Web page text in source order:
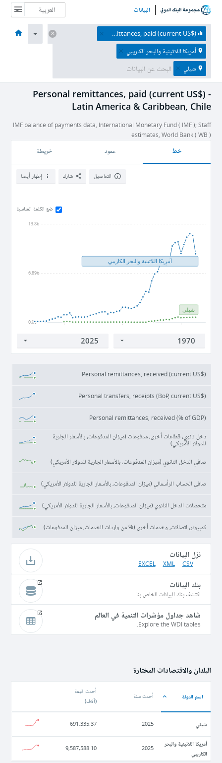
البيانات
الصفحة الرئيسية الاقتصادات الموضوعات البيانات والموارد نبذة عن Personal remittances, paid (current US$)
أمريكا اللاتينية والبحر الكاريبي
شيلي
Personal remittances, paid (current US$) -
Latin America & Caribbean, Chile
IMF balance of payments data, International Monetary Fund ( IMF ); Staff
estimates, World Bank ( WB )
خط عمود خريطة
إظهار أيضا شارك التفاصيل
ضع الكلمة المناسبة
0.00
6.89b
13.8b
أمريكا اللاتينية والبحر الكاريبي
شيلي
Personal remittances, received (current US$)
Personal transfers, receipts (BoP, current US$)
Personal remittances, received (% of GDP)
دخل ثانوي، قطاعات أخرى، مدفوعات (ميزان المدفوعات، بالأسعار الجارية
للدولار الأمريكي)
صافي الدخل الثانوي (ميزان المدفوعات، بالأسعار الجارية للدولار الأمريكي)
صافي الحساب الرأسمالي (ميزان المدفوعات، بالأسعار الجارية للدولار الأمريكي)
متحصلات الدخل الثانوي (ميزان المدفوعات، بالأسعار الجارية للدولار الأمريكي)
كمبيوتر، اتصالات، وخدمات أخرى (% من واردات الخدمات، ميزان المدفوعات)
نزل البيانات
CSV
XML
EXCEL
بنك البيانات
اكتشف بنك البيانات الخاص بنا
شاهد جداول مؤشرات التنمية في العالم
Explore the WDI tables.
البلدان والاقتصادات المختارة
اسم الدولة أحدث سنة
أحدث قيمة
(آلاف)
شيلي 2025
691,335.37
أمريكا اللاتينية والبحر
الكاريبي
2025
9,587,588.10